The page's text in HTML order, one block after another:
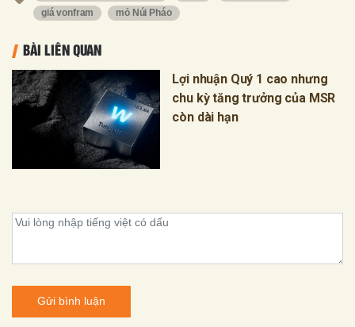
giá vonfram
mỏ Núi Pháo
BÀI LIÊN QUAN
Lợi nhuận Quý 1 cao nhưng
chu kỳ tăng trưởng của MSR
còn dài hạn
Gửi bình luận